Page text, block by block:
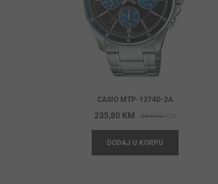
CASIO MTP-1374D-2A
262,00KM
price
262,00 KM.
235,80 KM
price
235,80 KM.
DODAJ U KORPU